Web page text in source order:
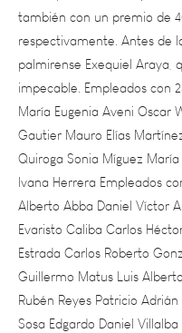
palmirense Exequiel
impecable. Empleados
María Eugenia Aveni
Gautier Mauro Elías
Quiroga Sonia Míguez
Ivana Herrera Empleados
Alberto Abba Daniel
Evaristo Caliba Carlos
Estrada Carlos Roberto
Guillermo Matus Luis
Rubén Reyes Patricio
Sosa Edgardo Daniel Villalba